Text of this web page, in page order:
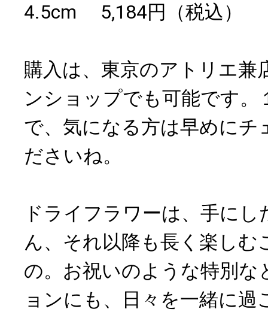
4.5cm 5,184円（税込）
購入は、東京のアトリエ兼
ンショップでも可能です。
で、気になる方は早めにチ
ださいね。
ドライフラワーは、手に
ん、それ以降も長く楽しむ
の。お祝いのような特別な
ョンにも、日々を一緒に